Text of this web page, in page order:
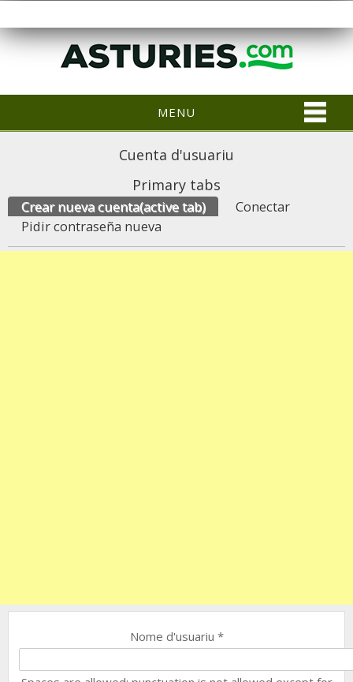
MENU
Cuenta d'usuariu
Primary tabs
Crear nueva cuenta(active tab)
Conectar
Pidir contraseña nueva
Nome d'usuariu *